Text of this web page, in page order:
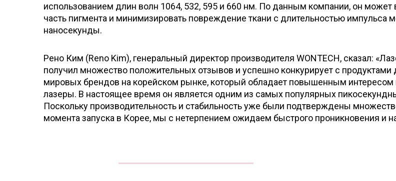
использованием длин волн 1064, 532, 595 и 660 нм. По данным компании, он может
часть пигмента и минимизировать повреждение ткани с длительностью импульса
наносекунды.
Рено Ким (Reno Kim), генеральный директор производителя WONTECH, сказал:
получил множество положительных отзывов и успешно конкурирует с
мировых брендов на корейском рынке, который обладает повышенным интересом
лазеры. В настоящее время он является одним из самых популярных
Поскольку производительность и стабильность уже были подтверждены
момента запуска в Корее, мы с нетерпением ожидаем быстрого проникновения и